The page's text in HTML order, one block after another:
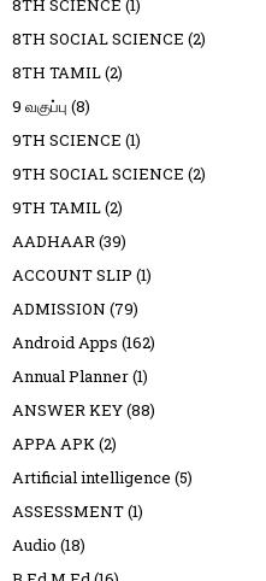
8TH SCIENCE (1)
8TH SOCIAL SCIENCE (2)
8TH TAMIL(2)
9 வகுப்பு (8)
9TH SCIENCE (1)
9TH SOCIAL SCIENCE (2)
9TH TAMIL(2)
AADHAAR(39)
ACCOUNT SLIP (1)
ADMISSION (79)
Android Apps (162)
Annual Planner(1)
ANSWER KEY(88)
APPA APK(2)
Artificial intelligence (5)
ASSESSMENT(1)
Audio (18)